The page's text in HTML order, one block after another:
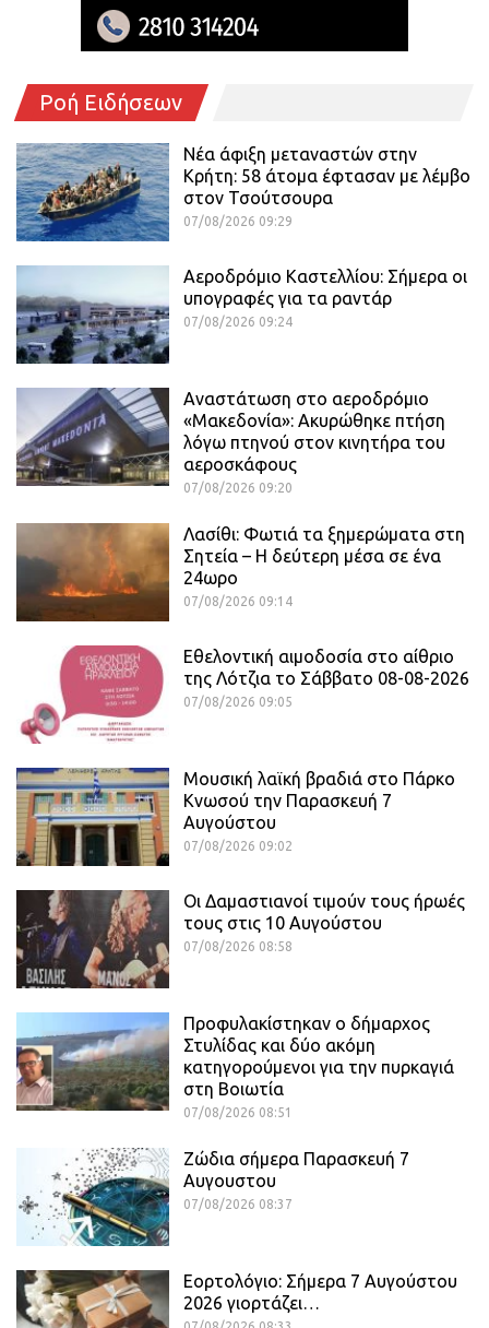
Ροή Ειδήσεων
Νέα άφιξη μεταναστών στην
Κρήτη: 58 άτομα έφτασαν με λέμβο
στον Τσούτσουρα
07/08/2026 09:29
Αεροδρόμιο Καστελλίου: Σήμερα οι
υπογραφές για τα ραντάρ
07/08/2026 09:24
Αναστάτωση στο αεροδρόμιο
«Μακεδονία»: Ακυρώθηκε πτήση
λόγω πτηνού στον κινητήρα του
αεροσκάφους
07/08/2026 09:20
Λασίθι: Φωτιά τα ξημερώματα στη
Σητεία – Η δεύτερη μέσα σε ένα
24ωρο
07/08/2026 09:14
Εθελοντική αιμοδοσία στο αίθριο
της Λότζια το Σάββατο 08-08-2026
07/08/2026 09:05
Μουσική λαϊκή βραδιά στο Πάρκο
Κνωσού την Παρασκευή 7
Αυγούστου
07/08/2026 09:02
Οι Δαμαστιανοί τιμούν τους ήρωές
τους στις 10 Αυγούστου
07/08/2026 08:58
Προφυλακίστηκαν ο δήμαρχος
Στυλίδας και δύο ακόμη
κατηγορούμενοι για την πυρκαγιά
στη Βοιωτία
07/08/2026 08:51
Ζώδια σήμερα Παρασκευή 7
Αυγουστου
07/08/2026 08:37
Εορτολόγιο: Σήμερα 7 Αυγούστου
2026 γιορτάζει…